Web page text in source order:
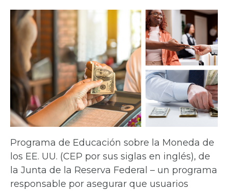
Programa de Educación sobre la Moneda de
los EE. UU. (CEP por sus siglas en inglés), de
la Junta de la Reserva Federal – un programa
responsable por asegurar que usuarios